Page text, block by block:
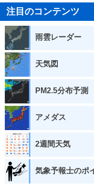
注目のコンテンツ
雨雲レーダー
天気図
PM2.5分布予測
アメダス
2週間天気
気象予報士のポ